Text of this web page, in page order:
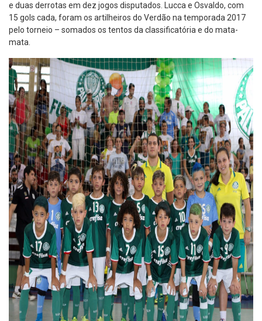
e duas derrotas em dez jogos disputados. Lucca e Osvaldo, com
15 gols cada, foram os artilheiros do Verdão na temporada 2017
pelo torneio – somados os tentos da classificatória e do mata-
mata.